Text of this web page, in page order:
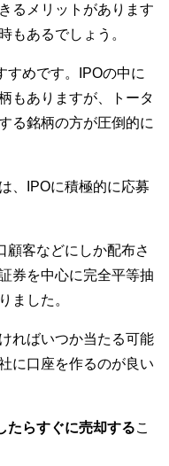
るメリットがあります
もあるでしょう。
すめです。IPOの中に
もありますが、トータ
る銘柄の方が圧倒的に
、IPOに積極的に応募
顧客などにしか配布さ
券を中心に完全平等抽
ました。
ればいつか当たる可能
に口座を作るのが良い
たらすぐに売却するこ